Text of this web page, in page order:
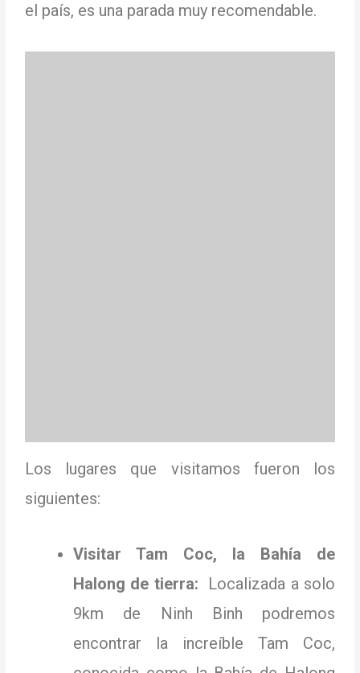
el país, es una parada muy recomendable.
Los lugares que visitamos fueron los
siguientes:
Visitar Tam Coc, la Bahía de
Halong de tierra:
Localizada a solo
9km de Ninh Binh podremos
encontrar la increíble Tam Coc,